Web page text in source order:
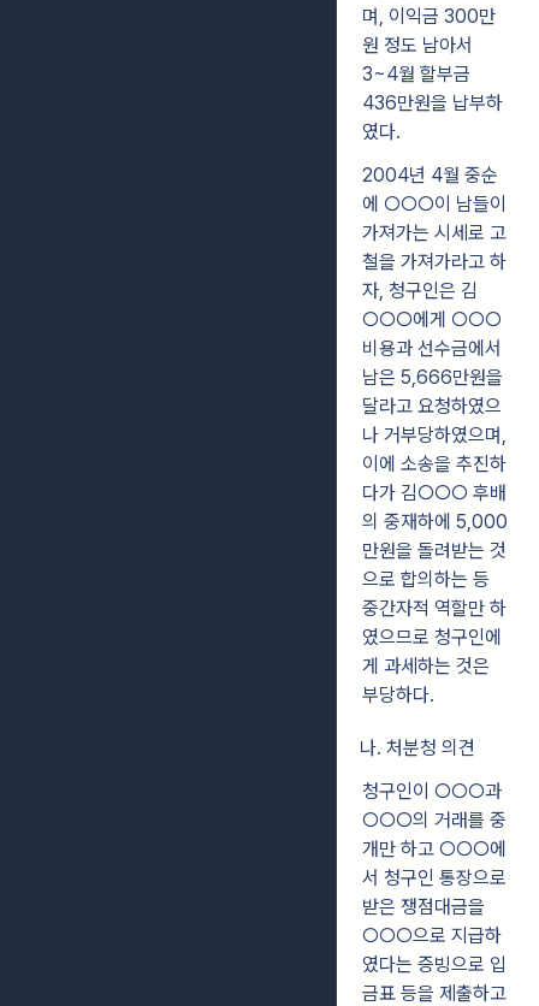
며, 이익금 300만
원 정도 남아서
3~4월 할부금
436만원을 납부하
였다.
2004년 4월 중순
에 ○○○이 남들이
가져가는 시세로 고
철을 가져가라고 하
자, 청구인은 김
○○○에게 ○○○
비용과 선수금에서
남은 5,666만원을
달라고 요청하였으
나 거부당하였으며,
이에 소송을 추진하
다가 김○○○ 후배
의 중재하에 5,000
만원을 돌려받는 것
으로 합의하는 등
중간자적 역할만 하
였으므로 청구인에
게 과세하는 것은
부당하다.
나. 처분청 의견
청구인이 ○○○과
○○○의 거래를 중
개만 하고 ○○○에
서 청구인 통장으로
받은 쟁점대금을
○○○으로 지급하
였다는 증빙으로 입
금표 등을 제출하고